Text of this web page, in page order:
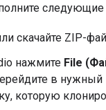
следующие
скачайте ZIP-
нажмите File
в нужный
которую